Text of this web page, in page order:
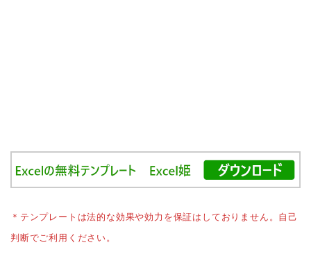
＊テンプレートは法的な効果や効力を保証はしておりません。自己
判断でご利用ください。